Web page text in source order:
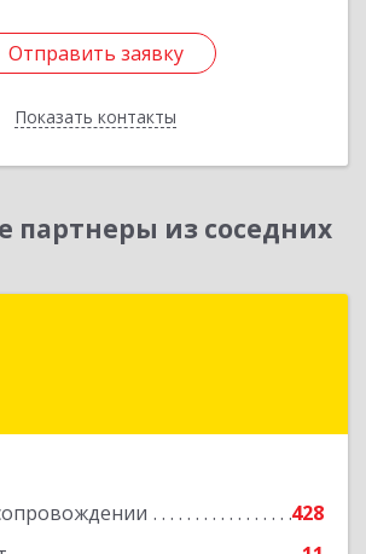
Отправить заявку
Показать контакты
Отправить заявку
Назад
из соседних
428
обл, Вичугский р-н, Вичуга